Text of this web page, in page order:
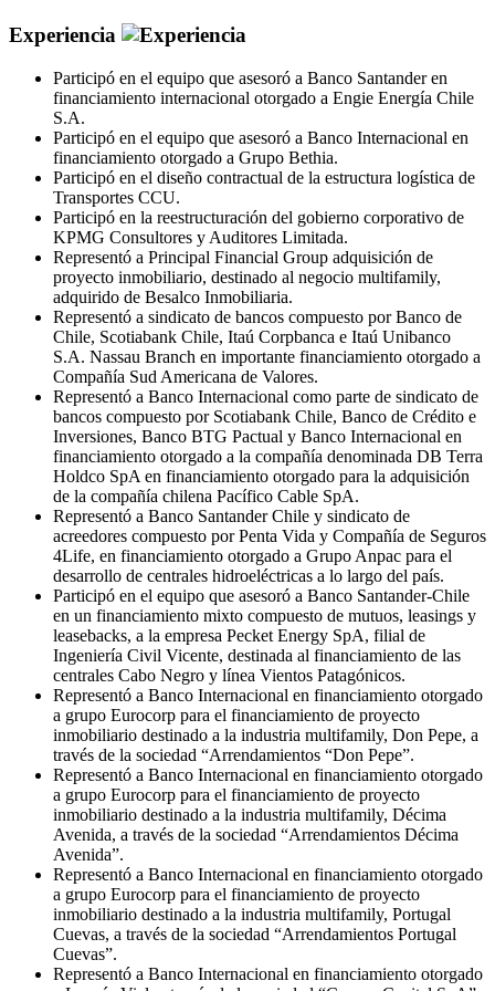
Experiencia
Participó en el equipo que asesoró a Banco Santander en
financiamiento internacional otorgado a Engie Energía Chile
S.A.
Participó en el equipo que asesoró a Banco Internacional en
financiamiento otorgado a Grupo Bethia.
Participó en el diseño contractual de la estructura logística de
Transportes CCU.
Participó en la reestructuración del gobierno corporativo de
KPMG Consultores y Auditores Limitada.
Representó a Principal Financial Group adquisición de
proyecto inmobiliario, destinado al negocio multifamily,
adquirido de Besalco Inmobiliaria.
Representó a sindicato de bancos compuesto por Banco de
Chile, Scotiabank Chile, Itaú Corpbanca e Itaú Unibanco
S.A. Nassau Branch en importante financiamiento otorgado a
Compañía Sud Americana de Valores.
Representó a Banco Internacional como parte de sindicato de
bancos compuesto por Scotiabank Chile, Banco de Crédito e
Inversiones, Banco BTG Pactual y Banco Internacional en
financiamiento otorgado a la compañía denominada DB Terra
Holdco SpA en financiamiento otorgado para la adquisición
de la compañía chilena Pacífico Cable SpA.
Representó a Banco Santander Chile y sindicato de
acreedores compuesto por Penta Vida y Compañía de Seguros
4Life, en financiamiento otorgado a Grupo Anpac para el
desarrollo de centrales hidroeléctricas a lo largo del país.
Participó en el equipo que asesoró a Banco Santander-Chile
en un financiamiento mixto compuesto de mutuos, leasings y
leasebacks, a la empresa Pecket Energy SpA, filial de
Ingeniería Civil Vicente, destinada al financiamiento de las
centrales Cabo Negro y línea Vientos Patagónicos.
Representó a Banco Internacional en financiamiento otorgado
a grupo Eurocorp para el financiamiento de proyecto
inmobiliario destinado a la industria multifamily, Don Pepe, a
través de la sociedad “Arrendamientos “Don Pepe”.
Representó a Banco Internacional en financiamiento otorgado
a grupo Eurocorp para el financiamiento de proyecto
inmobiliario destinado a la industria multifamily, Décima
Avenida, a través de la sociedad “Arrendamientos Décima
Avenida”.
Representó a Banco Internacional en financiamiento otorgado
a grupo Eurocorp para el financiamiento de proyecto
inmobiliario destinado a la industria multifamily, Portugal
Cuevas, a través de la sociedad “Arrendamientos Portugal
Cuevas”.
Representó a Banco Internacional en financiamiento otorgado